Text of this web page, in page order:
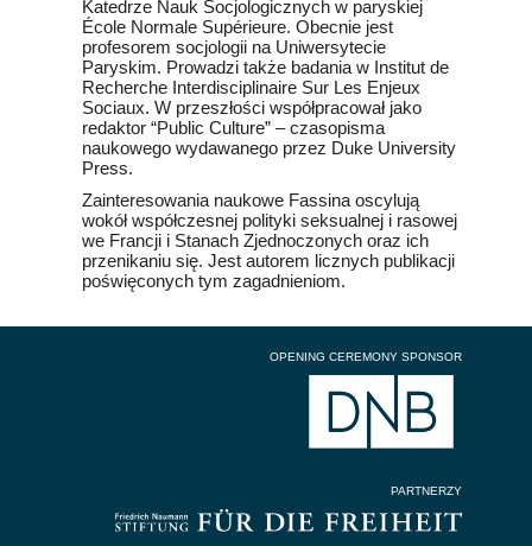
Katedrze Nauk Socjologicznych w paryskiej
École Normale Supérieure. Obecnie jest
profesorem socjologii na Uniwersytecie
Paryskim. Prowadzi także badania w Institut de
Recherche Interdisciplinaire Sur Les Enjeux
Sociaux. W przeszłości współpracował jako
redaktor “Public Culture” – czasopisma
naukowego wydawanego przez Duke University
Press.
Zainteresowania naukowe Fassina oscylują
wokół współczesnej polityki seksualnej i rasowej
we Francji i Stanach Zjednoczonych oraz ich
przenikaniu się. Jest autorem licznych publikacji
poświęconych tym zagadnieniom.
OPENING CEREMONY SPONSOR
PARTNERZY